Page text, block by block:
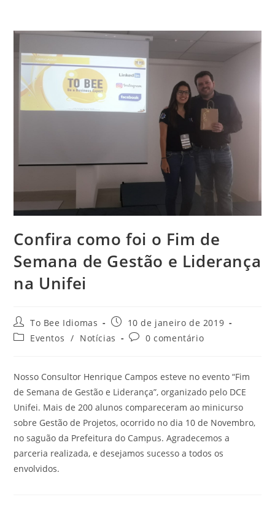
Confira como foi o Fim de
Semana de Gestão e Liderança
na Unifei
To Bee Idiomas
10 de janeiro de 2019
Eventos / Notícias 0 comentário
Nosso Consultor Henrique Campos esteve no evento “Fim
de Semana de Gestão e Liderança”, organizado pelo DCE
Unifei. Mais de 200 alunos compareceram ao minicurso
sobre Gestão de Projetos, ocorrido no dia 10 de Novembro,
no saguão da Prefeitura do Campus. Agradecemos a
parceria realizada, e desejamos sucesso a todos os
envolvidos.